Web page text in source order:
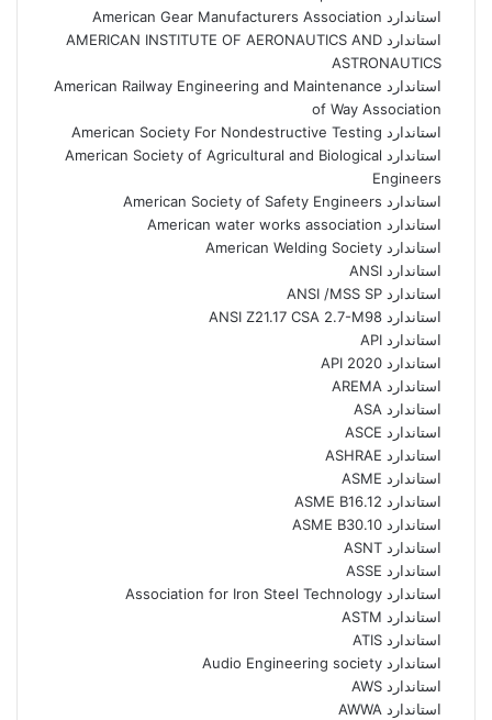
استاندارد American Gear Manufacturers Association
استاندارد AMERICAN INSTITUTE OF AERONAUTICS AND
ASTRONAUTICS
استاندارد American Railway Engineering and Maintenance
of Way Association
استاندارد American Society For Nondestructive Testing
استاندارد American Society of Agricultural and Biological
Engineers
استاندارد American Society of Safety Engineers
استاندارد American water works association
استاندارد American Welding Society
استاندارد ANSI
استاندارد ANSI /MSS SP
استاندارد ANSI Z21.17 CSA 2.7-M98
استاندارد API
استاندارد API 2020
استاندارد AREMA
استاندارد ASA
استاندارد ASCE
استاندارد ASHRAE
استاندارد ASME
استاندارد ASME B16.12
استاندارد ASME B30.10
استاندارد ASNT
استاندارد ASSE
استاندارد Association for Iron Steel Technology
استاندارد ASTM
استاندارد ATIS
استاندارد Audio Engineering society
استاندارد AWS
استاندارد AWWA